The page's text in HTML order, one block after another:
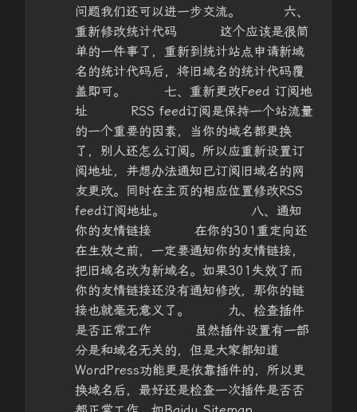
问题我们还可以进一步交流。 六、
重新修改统计代码 这个应该是很简
单的一件事了，重新到统计站点申请新域
名的统计代码后，将旧域名的统计代码覆
盖即可。 七、重新更改Feed 订阅地
址 RSS feed订阅是保持一个站流量
的一个重要的因素，当你的域名都更换
了，别人还怎么订阅。所以应重新设置订
阅地址，并想办法通知已订阅旧域名的网
友更改。同时在主页的相应位置修改RSS
feed订阅地址。 八、通知
你的友情链接 在你的301重定向还
在生效之前，一定要通知你的友情链接，
把旧域名改为新域名。如果301失效了而
你的友情链接还没有通知修改，那你的链
接也就毫无意义了。 九、检查插件
是否正常工作 虽然插件设置有一部
分是和域名无关的，但是大家都知道
WordPress功能更是依靠插件的，所以更
换域名后，最好还是检查一次插件是否否